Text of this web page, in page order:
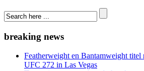
breaking news
Featherweight en Bantamweight titel
UFC 272 in Las Vegas